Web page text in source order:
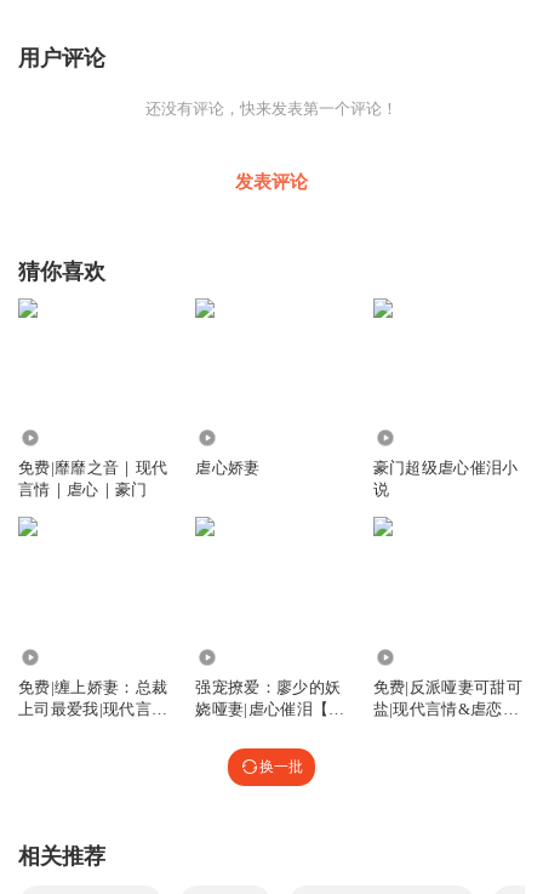
用户评论
还没有评论，快来发表第一个评论！
发表评论
猜你喜欢
免费|靡靡之音｜现代
言情｜虐心｜豪门
虐心娇妻
豪门超级虐心催泪小
说
免费|缠上娇妻：总裁
上司最爱我|现代言情
强宠撩爱：廖少的妖
娆哑妻|虐心催泪【多
免费|反派哑妻可甜可
盐|现代言情&虐恋&
换一批
相关推荐